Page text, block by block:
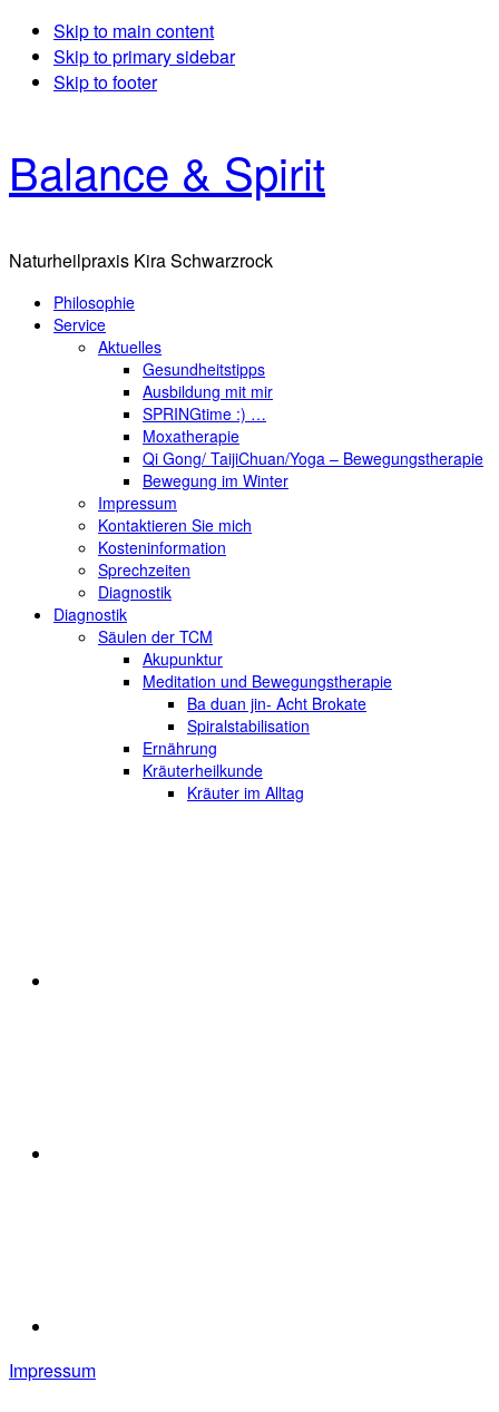
Skip to main content
Skip to primary sidebar
Skip to footer
Balance & Spirit
Naturheilpraxis Kira Schwarzrock
Philosophie
Service
Aktuelles
Gesundheitstipps
Ausbildung mit mir
SPRINGtime :) …
Moxatherapie
Qi Gong/ TaijiChuan/Yoga – Bewegungstherapie
Bewegung im Winter
Impressum
Kontaktieren Sie mich
Kosteninformation
Sprechzeiten
Diagnostik
Diagnostik
Säulen der TCM
Akupunktur
Meditation und Bewegungstherapie
Ba duan jin- Acht Brokate
Spiralstabilisation
Ernährung
Kräuterheilkunde
Kräuter im Alltag
Impressum